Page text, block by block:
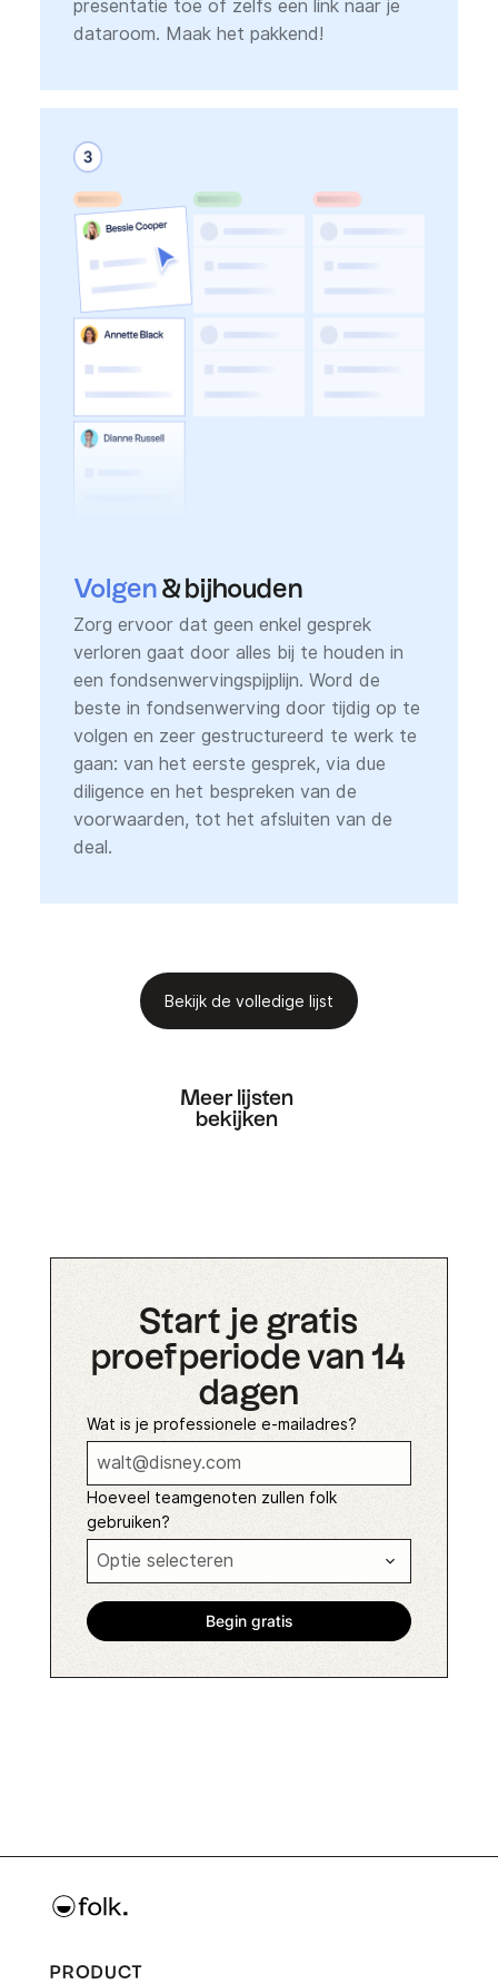
presentatie toe of zelfs een link naar je
dataroom. Maak het pakkend!
Volgen & bijhouden
Zorg ervoor dat geen enkel gesprek
verloren gaat door alles bij te houden in
een fondsenwervingspijplijn. Word de
beste in fondsenwerving door tijdig op te
volgen en zeer gestructureerd te werk te
gaan: van het eerste gesprek, via due
diligence en het bespreken van de
voorwaarden, tot het afsluiten van de
deal.
Bekijk de volledige lijst
Meer lijsten
bekijken
Start je gratis
proefperiode van 14
dagen
Wat is je professionele e-mailadres?
Hoeveel teamgenoten zullen folk
gebruiken?
PRODUCT